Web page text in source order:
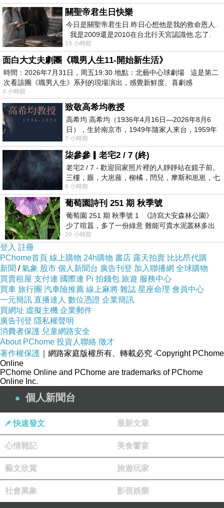
上一篇：再見了8千點
下一篇：上証指數的警訊
關聖帝君生日快樂
今日是關聖帝君生日.昨日心想他是我的救命恩人.
我是2009還是2010在台北行天宮認識他.忘了.
一個奇摩交友的網友學
19 小時前
面白大丈夫劇團《職男人生11-開始新生活》
時間：2026年7月31日，周五19:30 地點：北藝中心球劇場 這是第二
次看該團《職男人生》系列的現場演出，感覺新鮮度、喜劇感
4 小時前
致敬高希均教授
高希均 高希均（1936年4月16日—2026年8月6
日），生於南京市，1949年隨家人來台，1959年
赴美深造並取得經濟發展博士學位。曾任
7 小時前
柒參參▎老宅2 / 7 (終)
老宅2 / 7 - 歡迎回家照片裡的人靜靜站在鏡子前。
三樓，廄，大崽蕥，柳橘，閆兒，摩斯和崽崽，七
個人整整齊齊地站在鏡框之外，如同
6 小時前
葡萄園詩刊 251 期 秋季號
葡萄園 251 期 秋季號 1 《詩寫大安森林公園》
少了喧囂，多了一份綠意 難能可貴水泥叢林多出
一
20 小時前
登入 註冊
PChome首頁 線上購物 24h購物 書店 露天拍賣 比比昂代購
新聞 /氣象 股市 個人新聞台 廣告刊登 加入聯播網 全球購物
買賣租屋 支付連 國際連 Pi 拍錢包 旅遊 服務中心
買車 旅行團 汽車險推薦 線上麻將 雜誌 星座命理 會員中心
一元簡訊 直播達人 數位憑證 企業簡訊
買網址 虛擬主機 企業郵件
廣告刊登 隱私權聲明
消費者保護 兒童網路安全
About PChome 投資人聯絡 徵才
著作權保護 ｜網路家庭版權所有、轉載必究 ‧Copyright PChome
Online
PChome Online and PChome are trademarks of PChome
Online Inc.
個人新聞台
快速發文 最新文章
心情雜記 美食饗宴
藝文欣賞 旅遊玩家
社會萬象 影視娛樂